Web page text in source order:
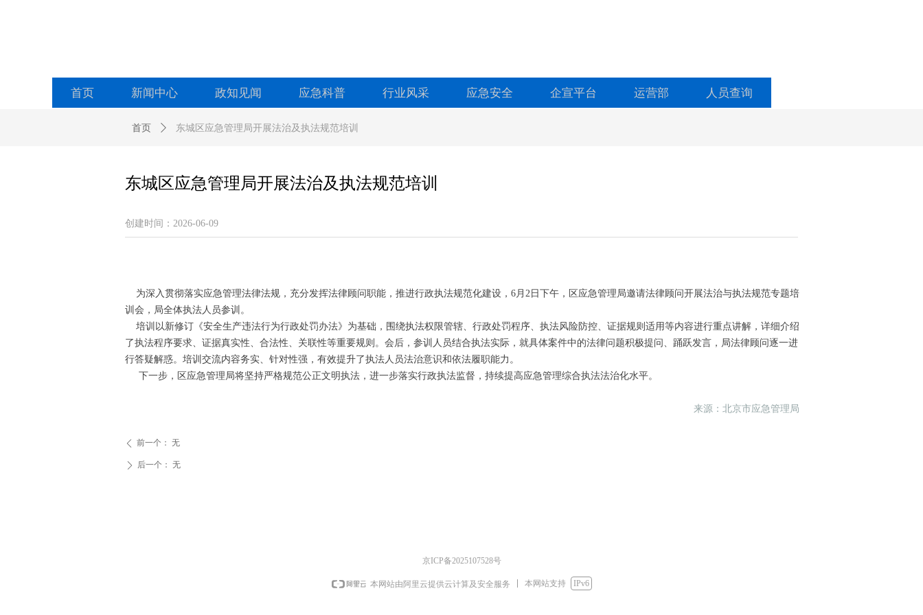
首页 新闻中心 政知见闻 应急科普 行业风采 应急安全 企宣平台 运营部 人员查询
首页 ꄲ 东城区应急管理局开展法治及执法规范培训
东城区应急管理局开展法治及执法规范培训
创建时间： 2026-06-09
为深入贯彻落实应急管理法律法规，充分发挥法律顾问职能，推进行政执法规范化建设，6月2日下午，区应急管理局邀请法律顾问开展法治与执法规范专题培
训会，局全体执法人员参训。
培训以新修订《安全生产违法行为行政处罚办法》为基础，围绕执法权限管辖、行政处罚程序、执法风险防控、证据规则适用等内容进行重点讲解，详细介绍
了执法程序要求、证据真实性、合法性、关联性等重要规则。会后，参训人员结合执法实际，就具体案件中的法律问题积极提问、踊跃发言，局法律顾问逐一进
行答疑解惑。培训交流内容务实、针对性强，有效提升了执法人员法治意识和依法履职能力。
下一步，区应急管理局将坚持严格规范公正文明执法，进一步落实行政执法监督，持续提高应急管理综合执法法治化水平。
来源：北京市应急管理局
ꄴ 前一个： 无
ꄲ 后一个： 无
京ICP备2025107528号
本网站由阿里云提供云计算及安全服务 本网站支持 IPv6